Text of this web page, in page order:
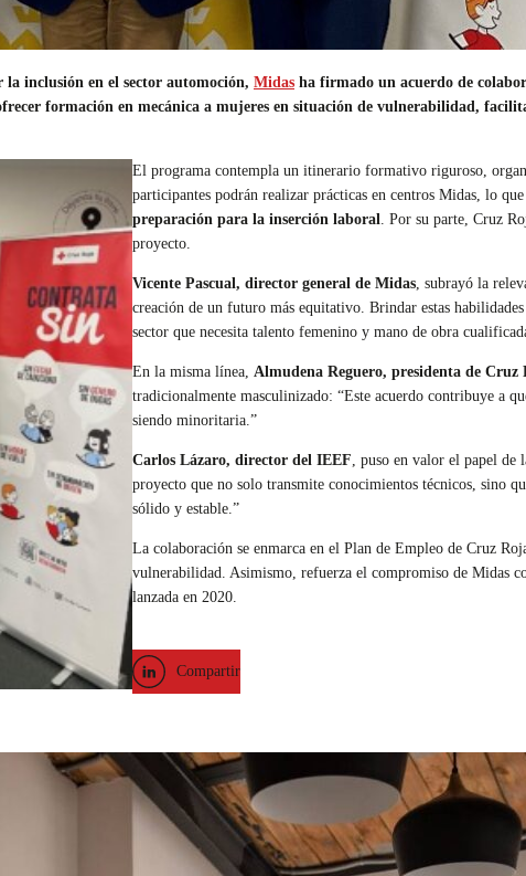
inclusión en el sector automoción, Midas ha firmado un acuerdo de
formación en mecánica a mujeres en situación de vulnerabilidad,
El programa contempla un itinerario formativo riguroso,
participantes podrán realizar prácticas en centros Midas, lo
preparación para la inserción laboral
. Por su parte, Cruz
proyecto.
Vicente Pascual, director general de Midas , subrayó la
creación de un futuro más equitativo. Brindar estas
sector que necesita talento femenino y mano de obra
En la misma línea, Almudena Reguero, presidenta de Cruz
tradicionalmente masculinizado: “Este acuerdo contribuye a
siendo minoritaria.”
Carlos Lázaro, director del IEEF , puso en valor el papel
proyecto que no solo transmite conocimientos técnicos, sino
sólido y estable.”
La colaboración se enmarca en el Plan de Empleo de Cruz
vulnerabilidad. Asimismo, refuerza el compromiso de Midas
lanzada en 2020.
Compartir